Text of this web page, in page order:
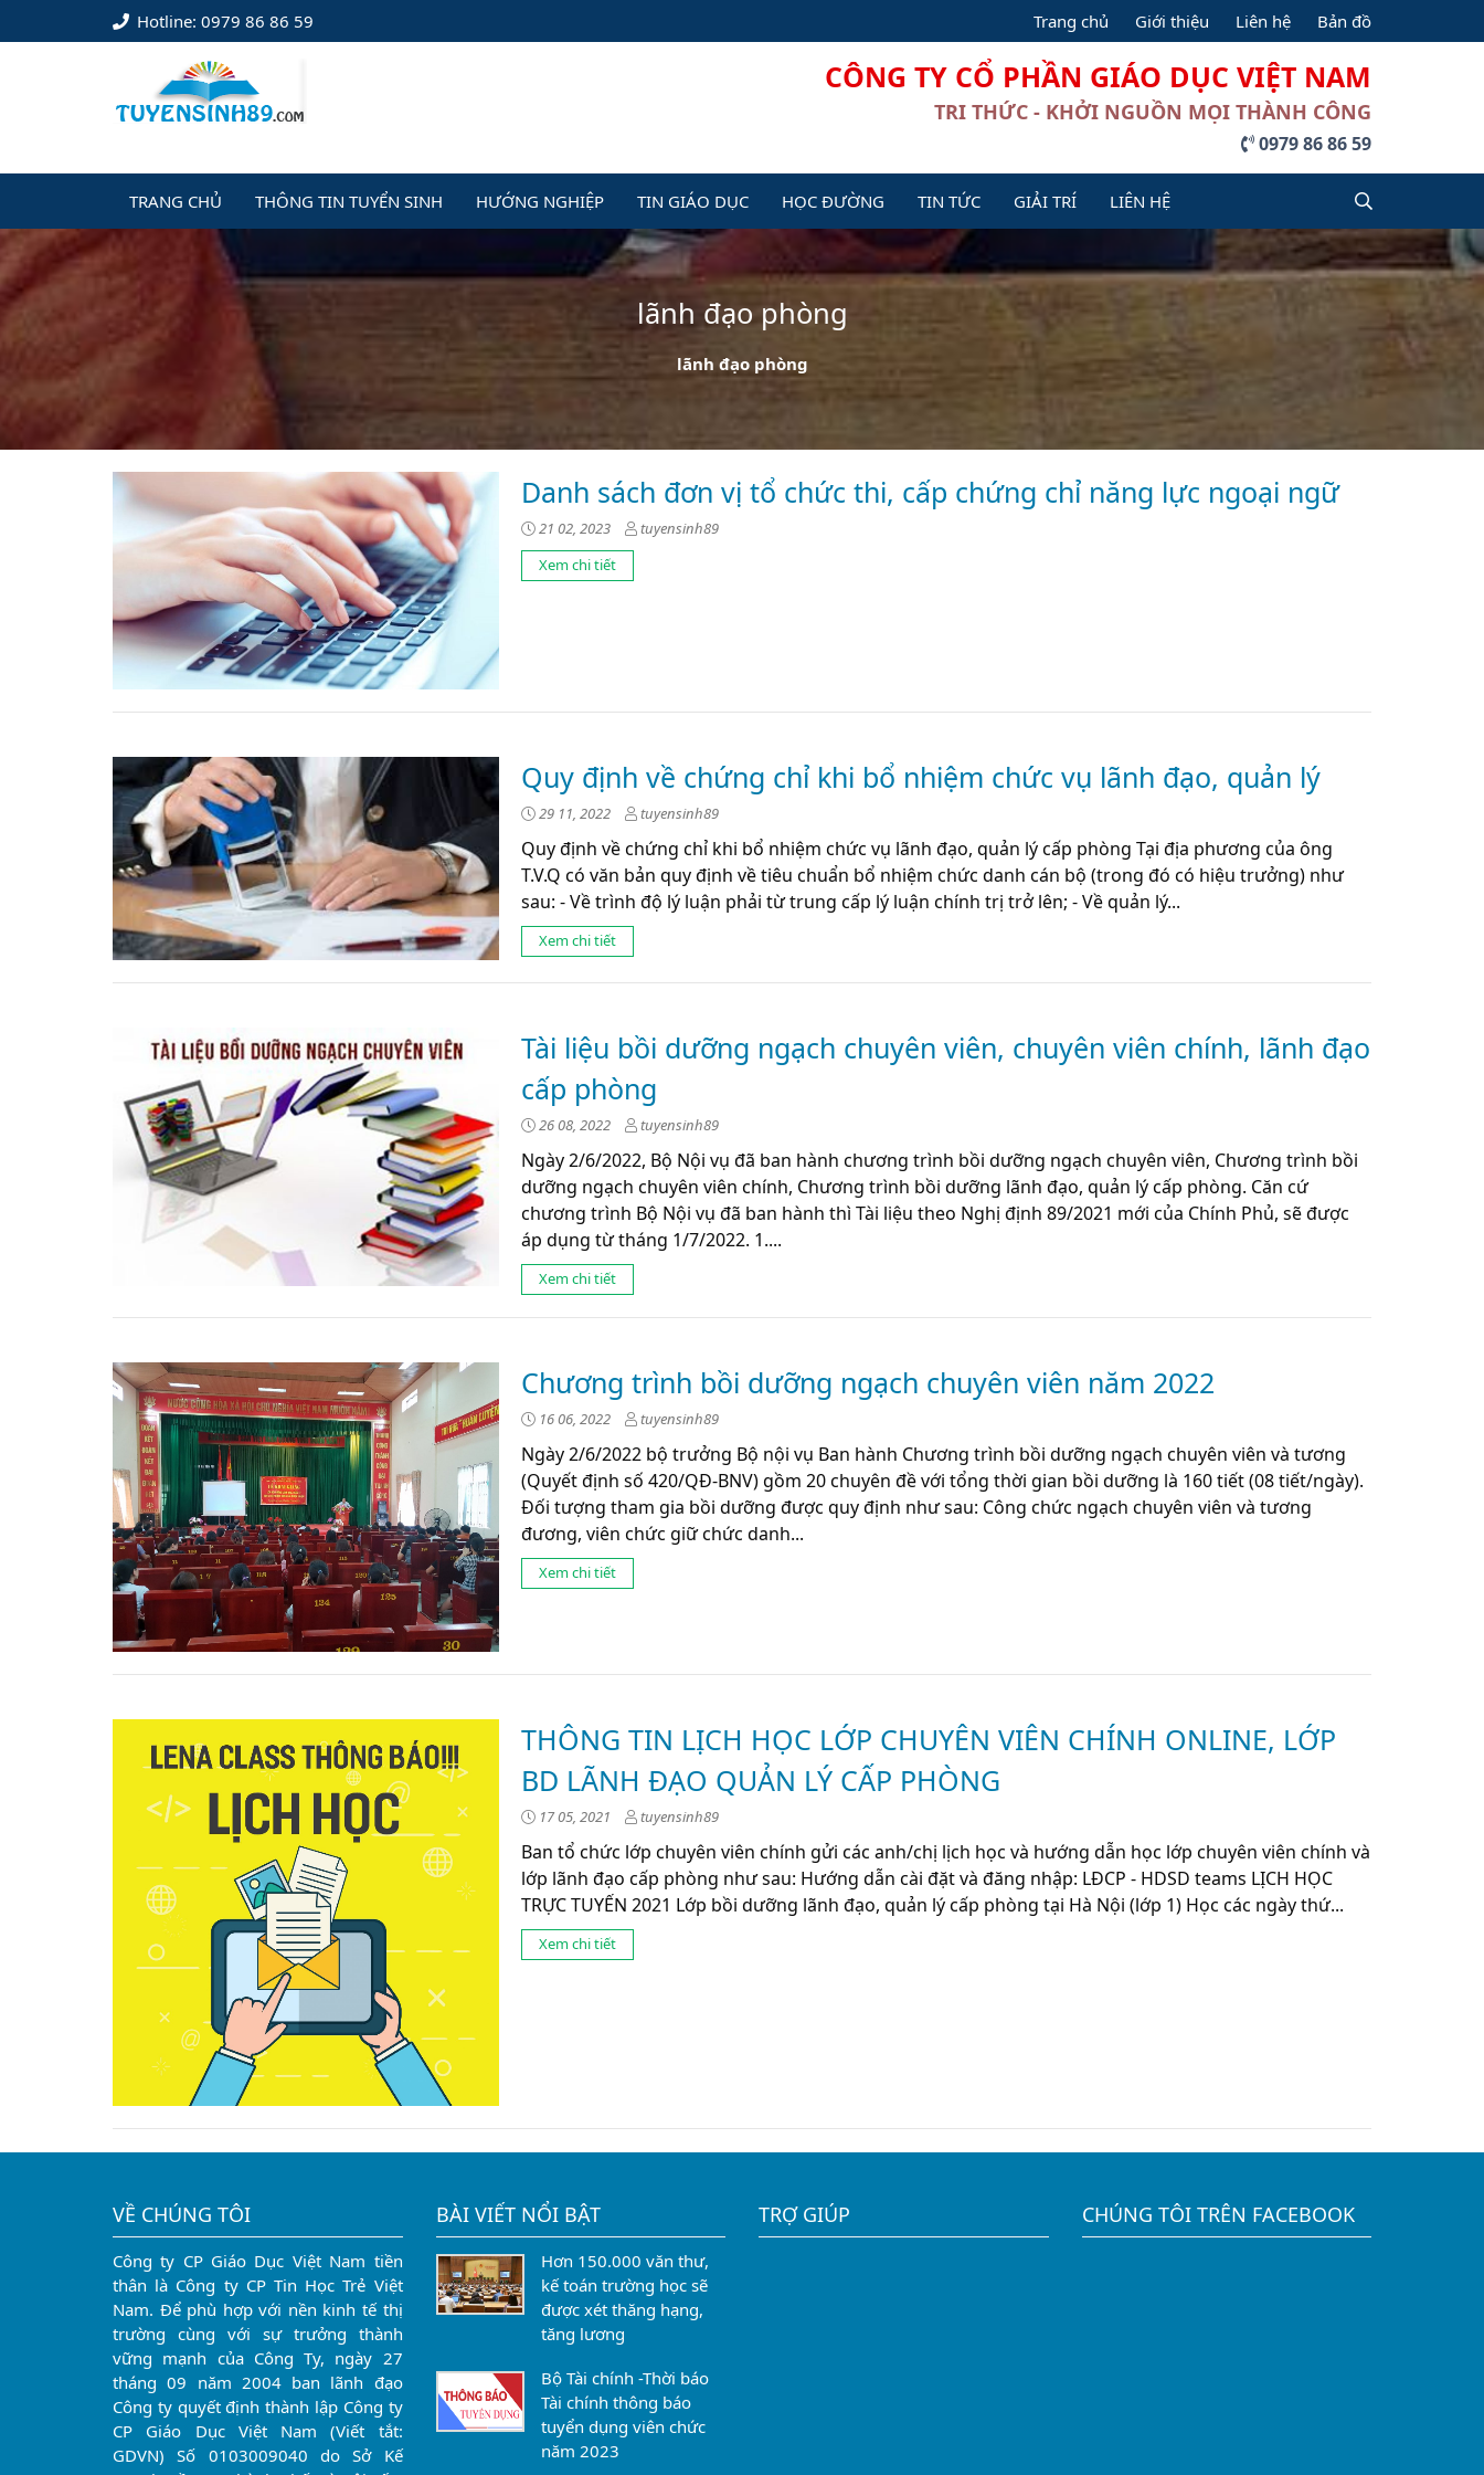
Hotline: 0979 86 86 59 Trang chủ Giới thiệu Liên hệ Bản đồ
CÔNG TY CỔ PHẦN GIÁO DỤC VIỆT NAM
TRI THỨC - KHỞI NGUỒN MỌI THÀNH CÔNG
0979 86 86 59
TRANG CHỦ THÔNG TIN TUYỂN SINH HƯỚNG NGHIỆP TIN GIÁO DỤC HỌC ĐƯỜNG TIN TỨC GIẢI TRÍ LIÊN HỆ
lãnh đạo phòng
lãnh đạo phòng
Danh sách đơn vị tổ chức thi, cấp chứng chỉ năng lực ngoại ngữ
21 02, 2023
tuyensinh89
Xem chi tiết
Quy định về chứng chỉ khi bổ nhiệm chức vụ lãnh đạo, quản lý
29 11, 2022 tuyensinh89
Quy định về chứng chỉ khi bổ nhiệm chức vụ lãnh đạo, quản lý cấp phòng Tại địa phương của ông
T.V.Q có văn bản quy định về tiêu chuẩn bổ nhiệm chức danh cán bộ (trong đó có hiệu trưởng) như
sau: - Về trình độ lý luận phải từ trung cấp lý luận chính trị trở lên; - Về quản lý...
Xem chi tiết
Tài liệu bồi dưỡng ngạch chuyên viên, chuyên viên chính, lãnh đạo
cấp phòng
26 08, 2022 tuyensinh89
Ngày 2/6/2022, Bộ Nội vụ đã ban hành chương trình bồi dưỡng ngạch chuyên viên, Chương trình bồi
dưỡng ngạch chuyên viên chính, Chương trình bồi dưỡng lãnh đạo, quản lý cấp phòng. Căn cứ
chương trình Bộ Nội vụ đã ban hành thì Tài liệu theo Nghị định 89/2021 mới của Chính Phủ, sẽ được
áp dụng từ tháng 1/7/2022. 1....
Xem chi tiết
Chương trình bồi dưỡng ngạch chuyên viên năm 2022
16 06, 2022 tuyensinh89
Ngày 2/6/2022 bộ trưởng Bộ nội vụ Ban hành Chương trình bồi dưỡng ngạch chuyên viên và tương
(Quyết định số 420/QĐ-BNV) gồm 20 chuyên đề với tổng thời gian bồi dưỡng là 160 tiết (08 tiết/ngày).
Đối tượng tham gia bồi dưỡng được quy định như sau: Công chức ngạch chuyên viên và tương
đương, viên chức giữ chức danh...
Xem chi tiết
THÔNG TIN LỊCH HỌC LỚP CHUYÊN VIÊN CHÍNH ONLINE, LỚP
BD LÃNH ĐẠO QUẢN LÝ CẤP PHÒNG
17 05, 2021 tuyensinh89
Ban tổ chức lớp chuyên viên chính gửi các anh/chị lịch học và hướng dẫn học lớp chuyên viên chính và
lớp lãnh đạo cấp phòng như sau: Hướng dẫn cài đặt và đăng nhập: LĐCP - HDSD teams LỊCH HỌC
TRỰC TUYẾN 2021 Lớp bồi dưỡng lãnh đạo, quản lý cấp phòng tại Hà Nội (lớp 1) Học các ngày thứ...
Xem chi tiết
VỀ CHÚNG TÔI
Công ty CP Giáo Dục Việt Nam tiền
thân là Công ty CP Tin Học Trẻ Việt
Nam. Để phù hợp với nền kinh tế thị
trường cùng với sự trưởng thành
vững mạnh của Công Ty, ngày 27
tháng 09 năm 2004 ban lãnh đạo
Công ty quyết định thành lập Công ty
CP Giáo Dục Việt Nam (Viết tắt:
GDVN) Số 0103009040 do Sở Kế
BÀI VIẾT NỔI BẬT
Hơn 150.000 văn thư,
kế toán trường học sẽ
được xét thăng hạng,
tăng lương
Bộ Tài chính -Thời báo
Tài chính thông báo
tuyển dụng viên chức
năm 2023
TRỢ GIÚP CHÚNG TÔI TRÊN FACEBOOK